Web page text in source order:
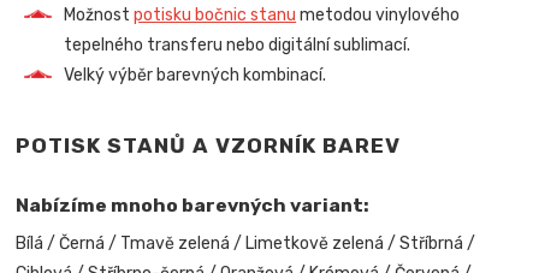
Možnostpotisku bočnic stanu metodou vinylového
tepelného transferu nebo digitální sublimací.
Velký výběr barevných kombinací.
POTISK STANŮ A VZORNÍK BAREV
Nabízíme mnoho barevných variant:
Bílá / Černá / Tmavě zelená / Limetkově zelená / Stříbrná /